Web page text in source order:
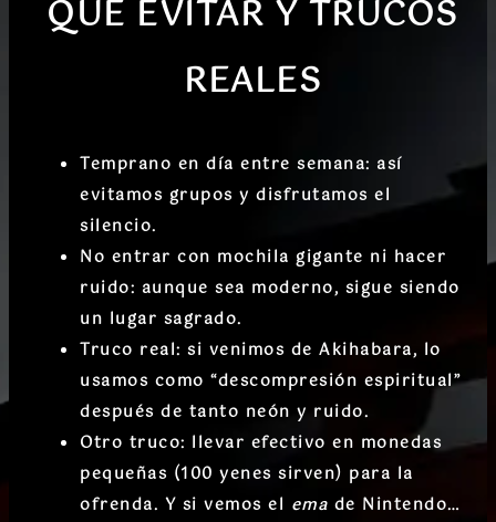
QUÉ EVITAR Y TRUCOS
REALES
Temprano en día entre semana: así
evitamos grupos y disfrutamos el
silencio.
No entrar con mochila gigante ni hacer
ruido: aunque sea moderno, sigue siendo
un lugar sagrado.
Truco real: si venimos de Akihabara, lo
usamos como “descompresión espiritual”
después de tanto neón y ruido.
Otro truco: llevar efectivo en monedas
pequeñas (100 yenes sirven) para la
ofrenda. Y si vemos el ema de Nintendo…